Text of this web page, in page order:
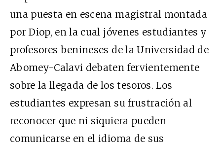
una puesta en escena magistral montada
por Diop, en la cual jóvenes estudiantes y
profesores benineses de la Universidad de
Abomey-Calavi debaten fervientemente
sobre la llegada de los tesoros. Los
estudiantes expresan su frustración al
reconocer que ni siquiera pueden
comunicarse en el idioma de sus